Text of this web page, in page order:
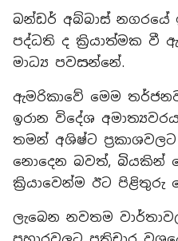
බන්ඩර් අබ්බාස්
පද්ධති ද ක්‍රියාත්මක වී
මාධ්‍ය පවසන්නේ.
ඇමරිකාවේ මෙම
ඉරාන විදේශ
තමන් අශිෂ්ට
නොදෙන බවත්, බියකින්
ක්‍රියාවෙන්ම ඊට පිළිතුරු
ලැබෙන නවතම